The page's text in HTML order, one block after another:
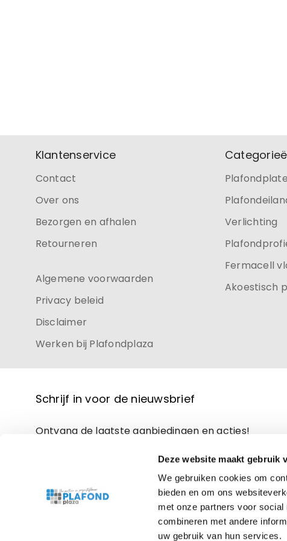
Deze website maakt gebruik
We gebruiken cookies om
bieden en om ons
met onze partners voor
combineren met andere
uw gebruik van hun services.
Klantenservice
Contact
Over ons
Bezorgen en afhalen
Retourneren
Algemene voorwaarden
Privacy beleid
Disclaimer
Werken bij Plafondplaza
Verlichting
Fermacell
Akoestisch
Schrijf in voor de nieuwsbrief
Ontvang de laatste aanbiedingen en acties!